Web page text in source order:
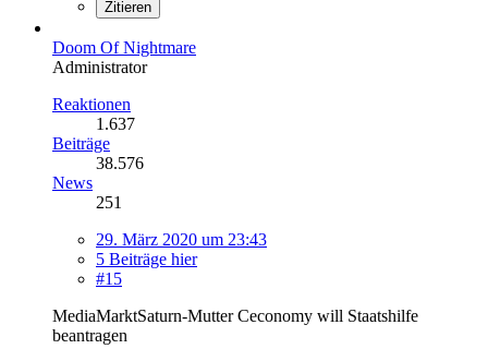
Zitieren
Doom Of Nightmare
Administrator
Reaktionen
1.637
Beiträge
38.576
News
251
29. März 2020 um 23:43
5 Beiträge hier
#15
MediaMarktSaturn-Mutter Ceconomy will Staatshilfe
beantragen